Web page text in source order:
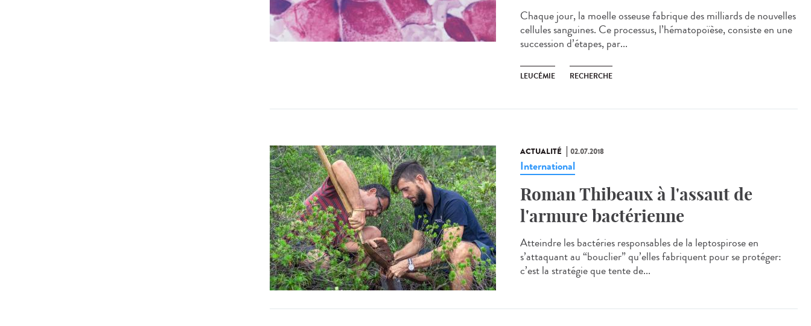
Chaque jour, la moelle osseuse fabrique des milliards de nouvelles
cellules sanguines. Ce processus, l’hématopoïèse, consiste en une
succession d’étapes, par...
LEUCÉMIE RECHERCHE
ACTUALITÉ 02.07.2018
International
Roman Thibeaux à l'assaut de
l'armure bactérienne
Atteindre les bactéries responsables de la leptospirose en
s’attaquant au “bouclier” qu’elles fabriquent pour se protéger:
c’est la stratégie que tente de...